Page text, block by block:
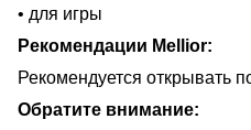
• для игры
Рекомендации Mellior:
Рекомендуется открывать
Обратите внимание: